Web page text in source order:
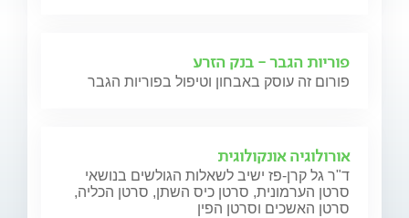
פוריות הגבר - בנק הזרע
פורום זה עוסק באבחון וטיפול בפוריות הגבר
אורולוגיה אונקולוגית
ד"ר גל קרן-פז ישיב לשאלות הגולשים בנושאי
סרטן הערמונית, סרטן כיס השתן, סרטן הכליה,
סרטן האשכים וסרטן הפין